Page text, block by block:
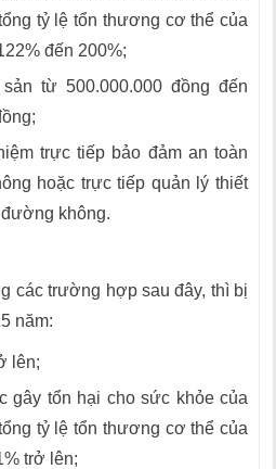
tỷ lệ tổn thương cơ thể của
đến 200%;
từ 500.000.000 đồng đến
trực tiếp bảo đảm an toàn
hoặc trực tiếp quản lý thiết
không.
các trường hợp sau đây, thì bị
năm:
lên;
gây tổn hại cho sức khỏe của
tỷ lệ tổn thương cơ thể của
trở lên;